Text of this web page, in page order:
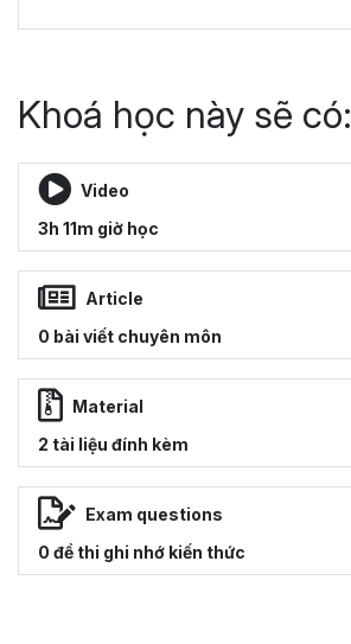
Khoá học này sẽ có:
Video
3h 11m giờ học
Article
0 bài viết chuyên môn
Material
2 tài liệu đính kèm
Exam questions
0 đề thi ghi nhớ kiến thức